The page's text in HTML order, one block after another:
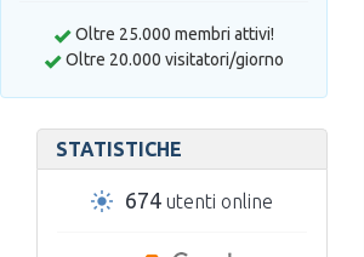
Oltre 25.000 membri attivi!
Oltre 20.000 visitatori/giorno
STATISTICHE
674 utenti online